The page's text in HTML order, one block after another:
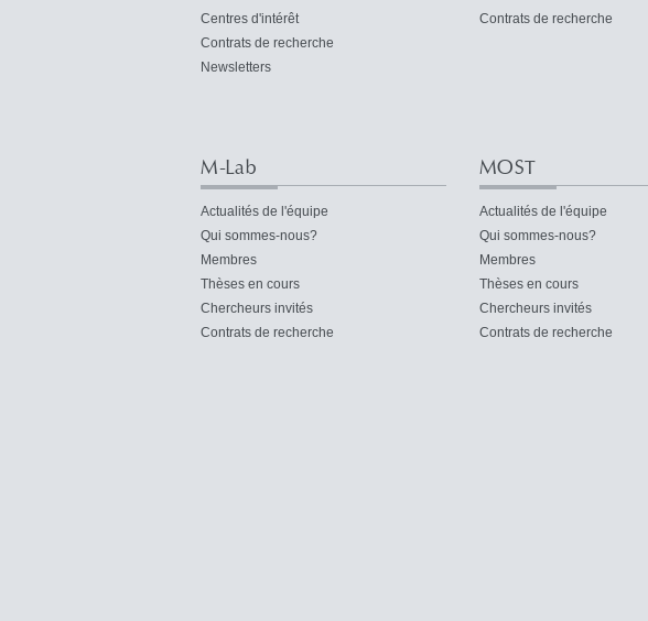
Centres d'intérêt
Contrats de recherche
Newsletters
Contrats de recherche
M-Lab
Actualités de l'équipe
Qui sommes-nous?
Membres
Thèses en cours
Chercheurs invités
Contrats de recherche
MOST
Actualités de l'équipe
Qui sommes-nous?
Membres
Thèses en cours
Chercheurs invités
Contrats de recherche